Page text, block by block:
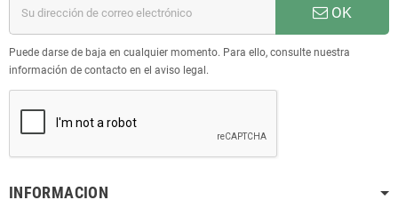
OK
Puede darse de baja en cualquier momento. Para ello, consulte nuestra
información de contacto en el aviso legal.
INFORMACION